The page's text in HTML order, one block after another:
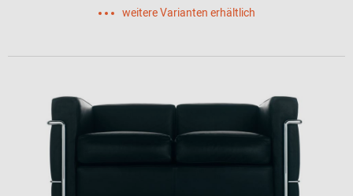
weitere Varianten erhältlich